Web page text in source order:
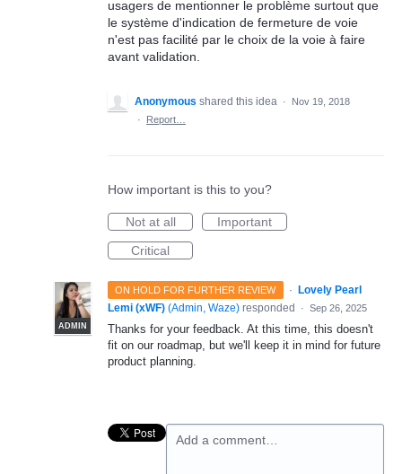
usagers de mentionner le problème surtout que
le système d'indication de fermeture de voie
n'est pas facilité par le choix de la voie à faire
avant validation.
Anonymous shared this idea ·
Nov 19, 2018
·
Report…
How important is this to you?
Not at all
Important
Critical
ON HOLD FOR FURTHER REVIEW ·
ADMIN
Lovely Pearl
Lemi (xWF) (Admin, Waze) responded · Sep 26, 2025
Thanks for your feedback. At this time, this doesn't
fit on our roadmap, but we'll keep it in mind for future
product planning.
Add a comment…